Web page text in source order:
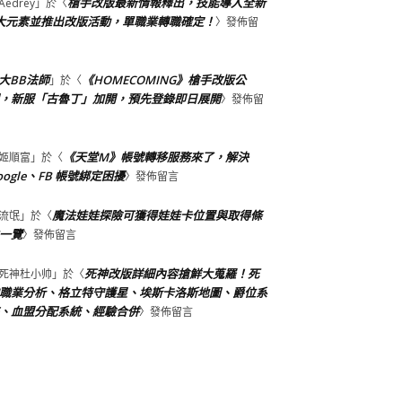
」於〈
元素並推出改版活動，單職業轉職確定！〉發佈留
BB法師」於〈 《HOMECOMING》槍手改版公
新服「古魯丁」加開，預先登錄即日展開〉發佈留
順富 」於〈 《天堂M》帳號轉移服務來了，解決
、FB 帳號綁定困擾〉發佈留言
氓」於〈魔法娃娃探險可獲得娃娃卡位置與取得條
覽〉發佈留言
神杜小帅 」於〈死神改版詳細內容搶鮮大蒐羅！死
業分析、格立特守護星、埃斯卡洛斯地圖、爵位系
血盟分配系統、經驗合併〉發佈留言